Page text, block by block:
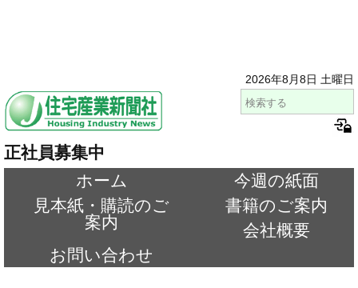
2026年8月8日 土曜日
正社員募集中
ホーム
今週の紙面
見本紙・購読のご
案内
書籍のご案内
会社概要
お問い合わせ